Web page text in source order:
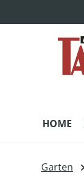
HOME
Garten